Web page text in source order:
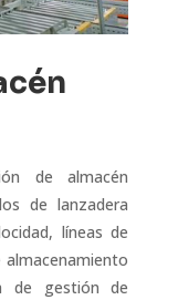
de almacén
de lanzadera
líneas de
de gestión de